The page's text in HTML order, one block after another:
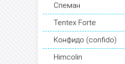
Спеман
Tentex Forte
Конфидо (confido)
Himcolin